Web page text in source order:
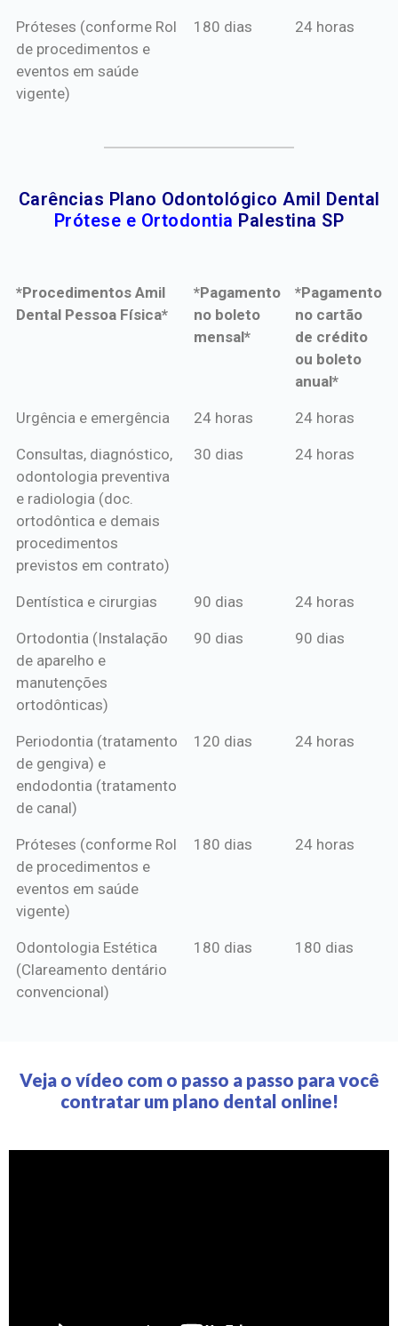
Próteses (conforme Rol
de procedimentos e
eventos em saúde
vigente)
180 dias 24 horas
Carências Plano Odontológico Amil Dental
Prótese e Ortodontia Palestina SP
*Procedimentos Amil
Dental Pessoa Física*
*Pagamento
no boleto
mensal*
*Pagamento
no cartão
de crédito
ou boleto
anual*
*Procedimentos Amil
*Pagamento
mensal*
*Pagamento
de crédito
Urgência e emergência 24 horas 24 horas
Consultas, diagnóstico,
odontologia preventiva
e radiologia (doc.
ortodôntica e demais
procedimentos
previstos em contrato)
30 dias 24 horas
Dentística e cirurgias 90 dias 24 horas
Ortodontia (Instalação
de aparelho e
manutenções
ortodônticas)
90 dias 90 dias
Periodontia (tratamento
de gengiva) e
endodontia (tratamento
de canal)
120 dias 24 horas
Próteses (conforme Rol
de procedimentos e
eventos em saúde
vigente)
180 dias 24 horas
Odontologia Estética
(Clareamento dentário
convencional)
180 dias 180 dias
Veja o vídeo com o passo a passo para você
contratar um plano dental online!